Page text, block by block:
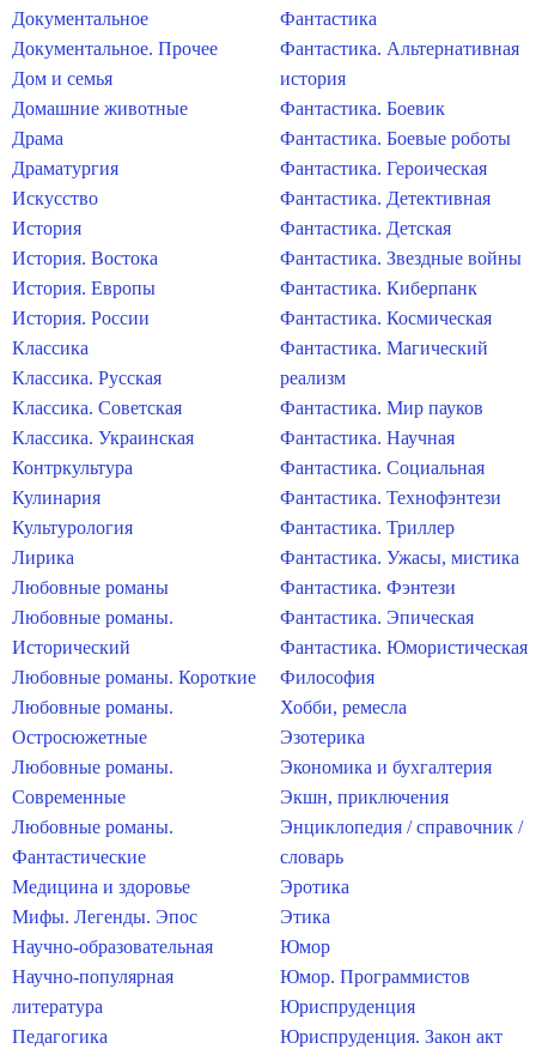
Документальное
Документальное. Прочее
Дом и семья
Домашние животные
Драма
Драматургия
Искусство
История
История. Востока
История. Европы
История. России
Классика
Классика. Русская
Классика. Советская
Классика. Украинская
Контркультура
Кулинария
Культурология
Лирика
Любовные романы
Любовные романы.
Исторический
Любовные романы. Короткие
Любовные романы.
Остросюжетные
Любовные романы.
Современные
Любовные романы.
Фантастические
Медицина и здоровье
Мифы. Легенды. Эпос
Научно-образовательная
Научно-популярная
литература
Педагогика
Фантастика
Фантастика. Альтернативная
история
Фантастика. Боевик
Фантастика. Боевые роботы
Фантастика. Героическая
Фантастика. Детективная
Фантастика. Детская
Фантастика. Звездные войны
Фантастика. Киберпанк
Фантастика. Космическая
Фантастика. Магический
реализм
Фантастика. Мир пауков
Фантастика. Научная
Фантастика. Социальная
Фантастика. Технофэнтези
Фантастика. Триллер
Фантастика. Ужасы, мистика
Фантастика. Фэнтези
Фантастика. Эпическая
Фантастика. Юмористическая
Философия
Хобби, ремесла
Эзотерика
Экономика и бухгалтерия
Экшн, приключения
Энциклопедия / справочник /
словарь
Эротика
Этика
Юмор
Юмор. Программистов
Юриспруденция
Юриспруденция. Закон акт